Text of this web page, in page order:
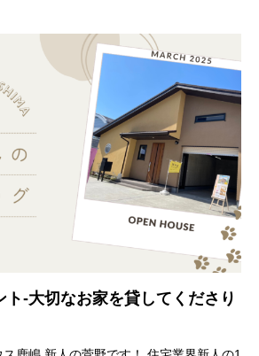
ト-大切なお家を貸してくださり